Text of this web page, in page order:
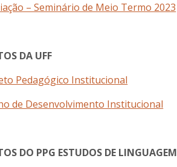
– Seminário de Meio Termo 2023
DA UFF
Pedagógico Institucional
de Desenvolvimento Institucional
DO PPG ESTUDOS DE LINGUAGEM